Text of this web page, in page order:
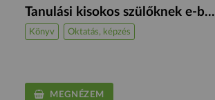
Tanulási kisokos szülőknek e-b...
Könyv Oktatás, képzés
MEGNÉZEM